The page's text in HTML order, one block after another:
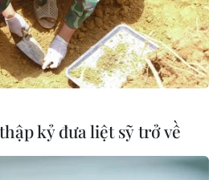
kỷ đưa liệt sỹ trở về